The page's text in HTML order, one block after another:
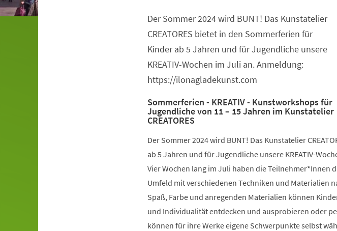
Der Sommer 2024 wird BUNT! Das Kunstatelier
CREATORES bietet in den Sommerferien für
Kinder ab 5 Jahren und für Jugendliche unsere
KREATIV-Wochen im Juli an. Anmeldung:
https://ilonagladekunst.com
Sommerferien - KREATIV - Kunstworkshops für
Jugendliche von 11 – 15 Jahren im Kunstatelier
CREATORES
Der Sommer 2024 wird BUNT! Das Kunstatelier
ab 5 Jahren und für Jugendliche unsere KREATIV-
Vier Wochen lang im Juli haben die Teilnehmer*Innen
Umfeld mit verschiedenen Techniken und Materialien
Spaß, Farbe und anregenden Materialien können
und Individualität entdecken und ausprobieren oder
können für ihre Werke eigene Schwerpunkte selbst